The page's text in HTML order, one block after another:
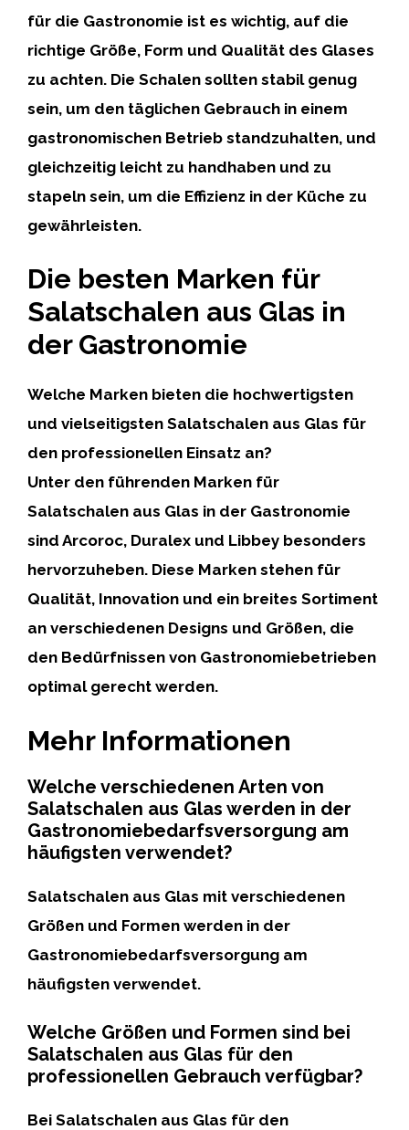
für die Gastronomie ist es wichtig, auf die
richtige Größe, Form und Qualität des Glases
zu achten. Die Schalen sollten stabil genug
sein, um den täglichen Gebrauch in einem
gastronomischen Betrieb standzuhalten, und
gleichzeitig leicht zu handhaben und zu
stapeln sein, um die Effizienz in der Küche zu
gewährleisten.
Die besten Marken für
Salatschalen aus Glas in
der Gastronomie
Welche Marken bieten die hochwertigsten
und vielseitigsten Salatschalen aus Glas für
den professionellen Einsatz an?
Unter den führenden Marken für
Salatschalen aus Glas in der Gastronomie
sind Arcoroc, Duralex und Libbey besonders
hervorzuheben. Diese Marken stehen für
Qualität, Innovation und ein breites Sortiment
an verschiedenen Designs und Größen, die
den Bedürfnissen von Gastronomiebetrieben
optimal gerecht werden.
Mehr Informationen
Welche verschiedenen Arten von
Salatschalen aus Glas werden in der
Gastronomiebedarfsversorgung am
häufigsten verwendet?
Salatschalen aus Glas mit verschiedenen
Größen und Formen werden in der
Gastronomiebedarfsversorgung am
häufigsten verwendet.
Welche Größen und Formen sind bei
Salatschalen aus Glas für den
professionellen Gebrauch verfügbar?
Bei Salatschalen aus Glas für den